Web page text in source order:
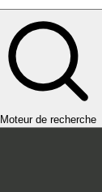
Moteur de recherche